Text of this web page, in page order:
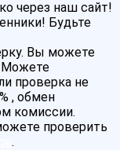
через наш сайт!
Будьте
Вы можете
Можете
проверка не
, обмен
комиссии.
проверить
.